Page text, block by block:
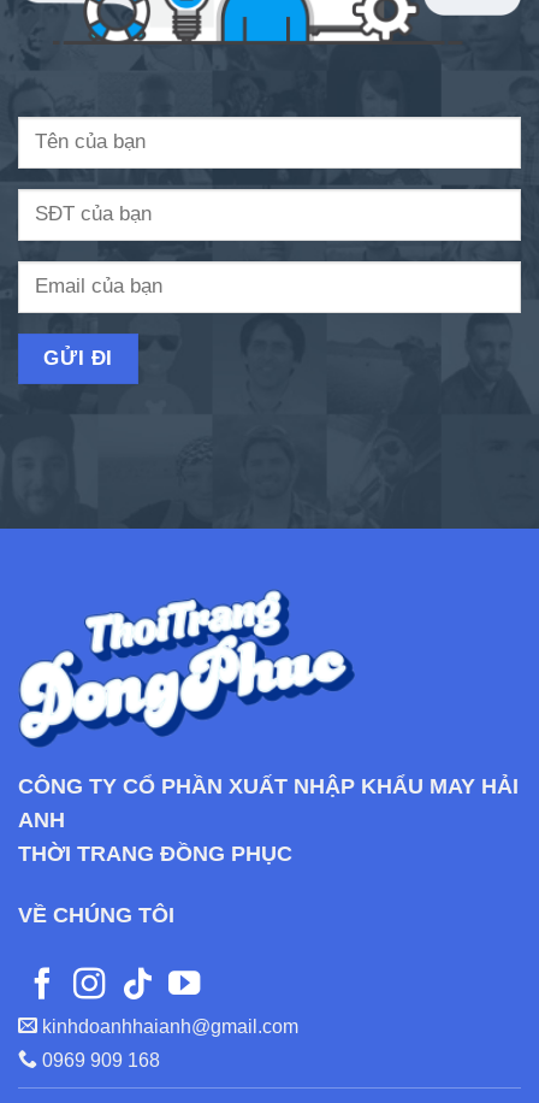
CÔNG TY CỔ PHẦN XUẤT NHẬP KHẨU MAY HẢI
ANH
THỜI TRANG ĐỒNG PHỤC
VỀ CHÚNG TÔI
kinhdoanhhaianh@gmail.com
0969 909 168